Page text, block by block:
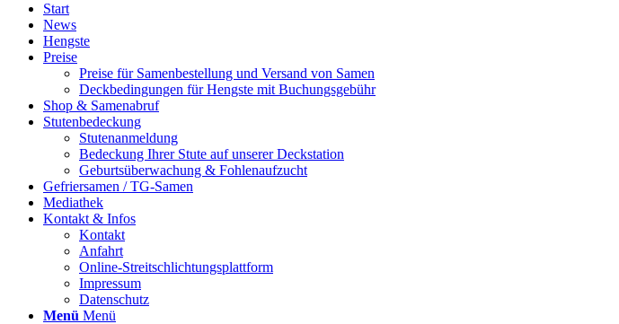
Start
News
Hengste
Preise
Preise für Samenbestellung und Versand von Samen
Deckbedingungen für Hengste mit Buchungsgebühr
Shop & Samenabruf
Stutenbedeckung
Stutenanmeldung
Bedeckung Ihrer Stute auf unserer Deckstation
Geburtsüberwachung & Fohlenaufzucht
Gefriersamen / TG-Samen
Mediathek
Kontakt & Infos
Kontakt
Anfahrt
Online-Streitschlichtungsplattform
Impressum
Datenschutz
Menü Menü